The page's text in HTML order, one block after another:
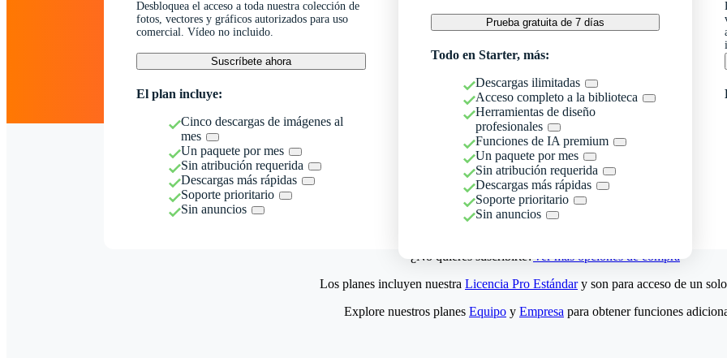
Desbloquea el acceso a toda nuestra colección de
fotos, vectores y gráficos autorizados para uso
comercial. Vídeo no incluido.
Suscríbete ahora
El plan incluye:
Cinco descargas de imágenes al
mes
Un paquete por mes
Sin atribución requerida
Descargas más rápidas
Soporte prioritario
Sin anuncios
Prueba gratuita de 7 días
Todo en Starter, más:
Descargas ilimitadas
Acceso completo a la biblioteca
Herramientas de diseño
profesionales
Funciones de IA premium
Un paquete por mes
Sin atribución requerida
Descargas más rápidas
Soporte prioritario
Sin anuncios
¿No quieres suscribirte?Ver más opciones de compra
Los planes incluyen nuestra Licencia Pro Estándary son para acceso de un
Explore nuestros planes Equipo y Empresa para obtener funciones